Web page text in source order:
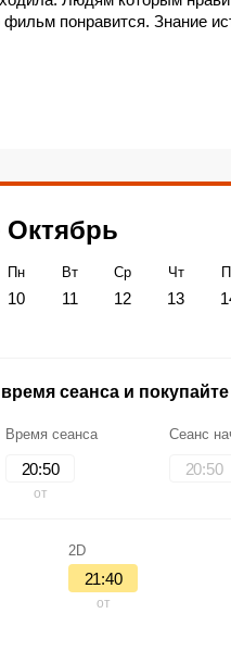
понравится. Знание
Пн
10
Вт
11
Ср
12
Чт
13
сеанса и
Время сеанса
20:50
от
Сеанс
20:50
2D
21:40
от